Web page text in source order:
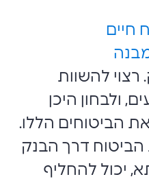
חיים
רצוי להשוות
ולבחון היכן
הביטוחים הללו.
דרך הבנק
יכול להחליף